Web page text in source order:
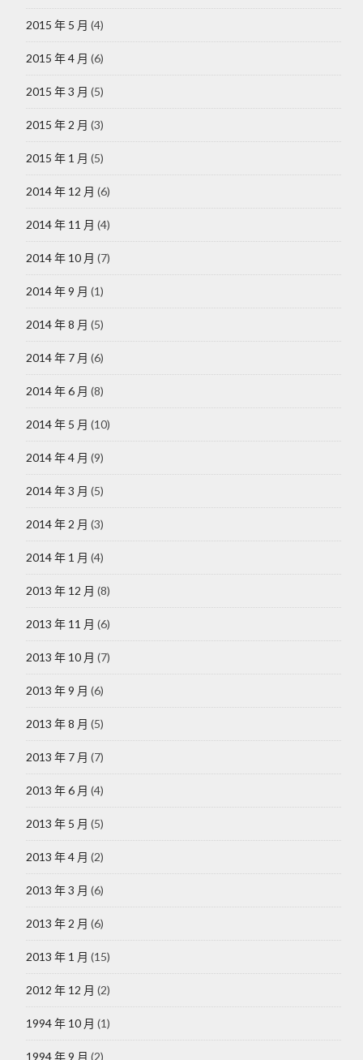
2015 年 5 月 (4)
2015 年 4 月 (6)
2015 年 3 月 (5)
2015 年 2 月 (3)
2015 年 1 月 (5)
2014 年 12 月 (6)
2014 年 11 月 (4)
2014 年 10 月 (7)
2014 年 9 月 (1)
2014 年 8 月 (5)
2014 年 7 月 (6)
2014 年 6 月 (8)
2014 年 5 月 (10)
2014 年 4 月 (9)
2014 年 3 月 (5)
2014 年 2 月 (3)
2014 年 1 月 (4)
2013 年 12 月 (8)
2013 年 11 月 (6)
2013 年 10 月 (7)
2013 年 9 月 (6)
2013 年 8 月 (5)
2013 年 7 月 (7)
2013 年 6 月 (4)
2013 年 5 月 (5)
2013 年 4 月 (2)
2013 年 3 月 (6)
2013 年 2 月 (6)
2013 年 1 月 (15)
2012 年 12 月 (2)
1994 年 10 月 (1)
1994 年 9 月 (2)